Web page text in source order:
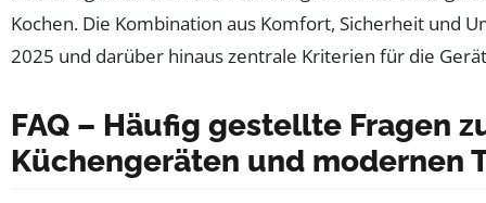
Kochen. Die Kombination aus Komfort, Sicherheit und
2025 und darüber hinaus zentrale Kriterien für die
FAQ – Häufig gestellte Fragen
Küchengeräten und modernen